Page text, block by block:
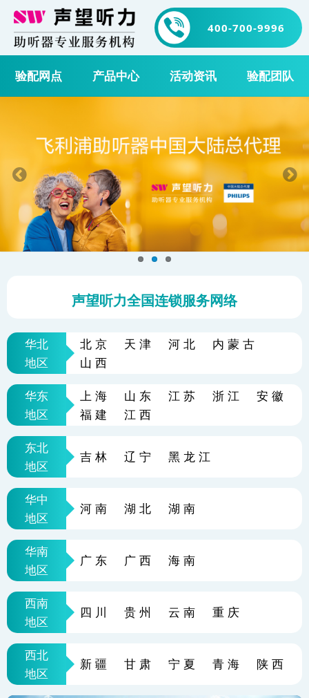
400-700-9996
验配网点 产品中心 活动资讯 验配团队
声望听力全国连锁服务网络
华北 北京 天津 河北
内蒙古
山西
地区
华东 上海 山东 江苏 浙江
安徽
福建
江西
地区
东北
吉林 辽宁 黑龙江
地区
华中
河南 湖北 湖南
地区
华南
广东 广西 海南
地区
西南
四川 贵州 云南 重庆
地区
西北
新疆 甘肃 宁夏 青海 陕西
地区